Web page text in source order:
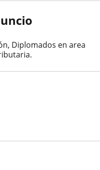
Diplomados en area